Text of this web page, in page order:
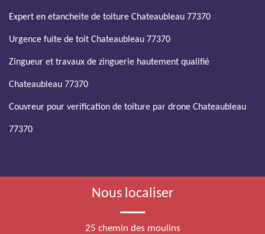
Expert en etancheite de toiture Chateaubleau 77370
Urgence fuite de toit Chateaubleau 77370
Zingueur et travaux de zinguerie hautement qualifié
Chateaubleau 77370
Couvreur pour verification de toiture par drone Chateaubleau
77370
Nous localiser
25 chemin des moulins